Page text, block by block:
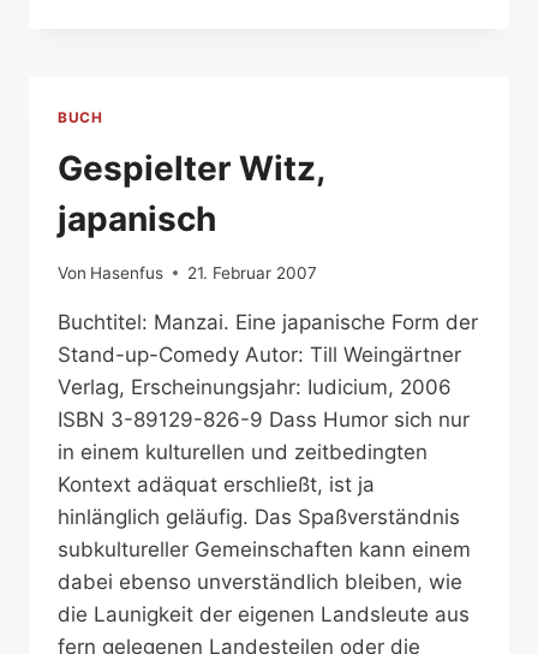
BUCH
Gespielter Witz,
japanisch
Von Hasenfus 21. Februar 2007
Buchtitel: Manzai. Eine japanische Form der
Stand-up-Comedy Autor: Till Weingärtner
Verlag, Erscheinungsjahr: Iudicium, 2006
ISBN 3-89129-826-9 Dass Humor sich nur
in einem kulturellen und zeitbedingten
Kontext adäquat erschließt, ist ja
hinlänglich geläufig. Das Spaßverständnis
subkultureller Gemeinschaften kann einem
dabei ebenso unverständlich bleiben, wie
die Launigkeit der eigenen Landsleute aus
fern gelegenen Landesteilen oder die